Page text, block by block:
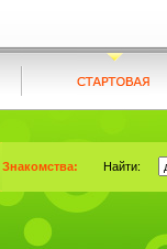
Знакомства: Найти: